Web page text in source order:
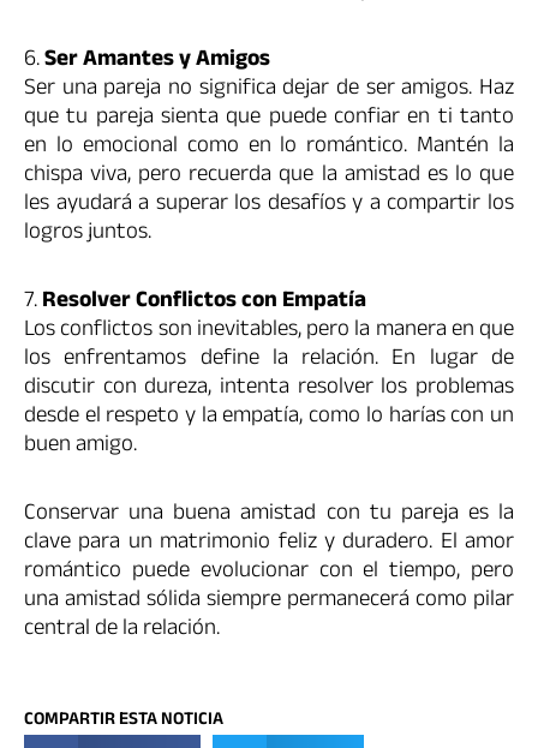
6.Ser Amantes y Amigos
Ser una pareja no significa dejar de ser amigos. Haz
que tu pareja sienta que puede confiar en ti tanto
en lo emocional como en lo romántico. Mantén la
chispa viva, pero recuerda que la amistad es lo que
les ayudará a superar los desafíos y a compartir los
logros juntos.
7.Resolver Conflictos con Empatía
Los conflictos son inevitables, pero la manera en que
los enfrentamos define la relación. En lugar de
discutir con dureza, intenta resolver los problemas
desde el respeto y la empatía, como lo harías con un
buen amigo.
Conservar una buena amistad con tu pareja es la
clave para un matrimonio feliz y duradero. El amor
romántico puede evolucionar con el tiempo, pero
una amistad sólida siempre permanecerá como pilar
central de la relación.
COMPARTIR ESTA NOTICIA